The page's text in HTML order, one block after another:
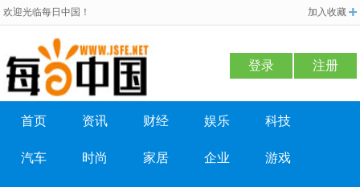
欢迎光临每日中国！ 加入收藏
登录 注册
首页 资讯 财经 娱乐 科技
汽车 时尚 家居 企业 游戏